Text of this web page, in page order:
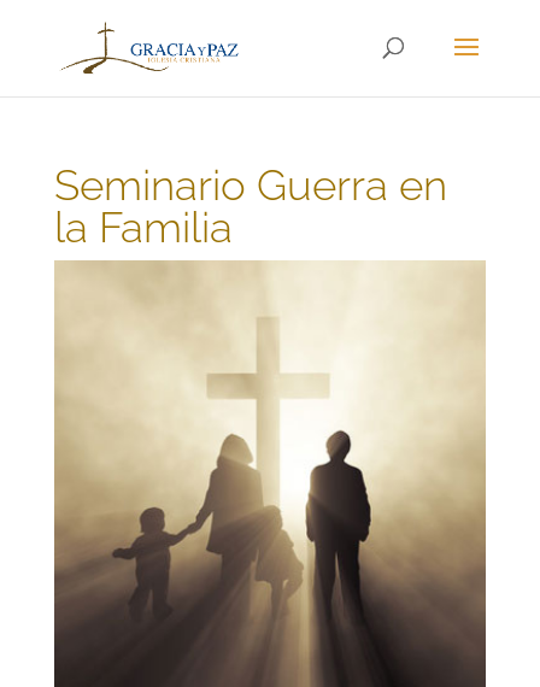
Seminario Guerra en
la Familia